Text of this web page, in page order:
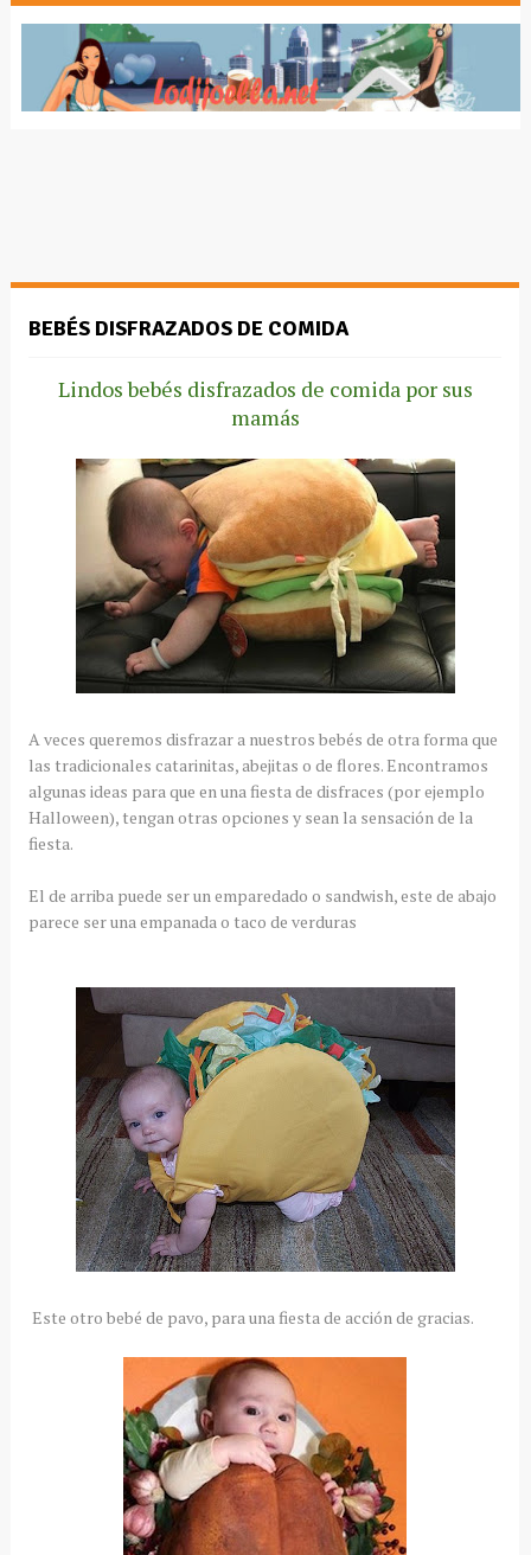
BEBÉS DISFRAZADOS DE COMIDA
Lindos bebés disfrazados de comida por sus
mamás
A veces queremos disfrazar a nuestros bebés de otra forma que
las tradicionales catarinitas, abejitas o de flores. Encontramos
algunas ideas para que en una fiesta de disfraces (por ejemplo
Halloween), tengan otras opciones y sean la sensación de la
fiesta.
El de arriba puede ser un emparedado o sandwish, este de abajo
parece ser una empanada o taco de verduras
Este otro bebé de pavo, para una fiesta de acción de gracias.